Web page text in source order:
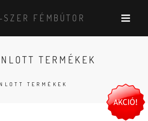
FÉMBÚTOR
TERMÉKEK
TERMÉKEK